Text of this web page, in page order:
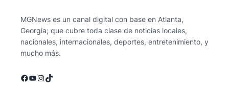
MGNews es un canal digital con base en Atlanta,
Georgia; que cubre toda clase de noticias locales,
nacionales, internacionales, deportes, entretenimiento, y
mucho más.
Facebook
YouTube
Instagram
TikTok